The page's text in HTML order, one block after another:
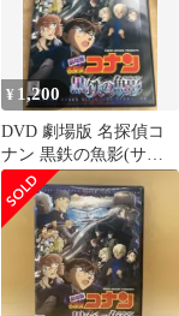
¥ 1,200
DVD 劇場版 名探偵コ
ナン 黒鉄の魚影(サブ
マリン) レンタル版